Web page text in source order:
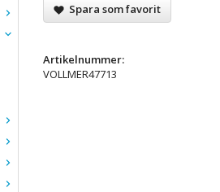
Spara som favorit
Artikelnummer:
VOLLMER47713